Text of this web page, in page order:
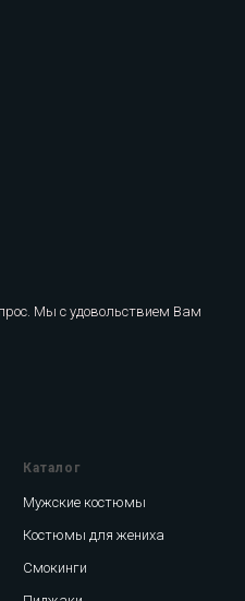
Мы с удовольствием Вам
Каталог
Мужские костюмы
Костюмы для жениха
Смокинги